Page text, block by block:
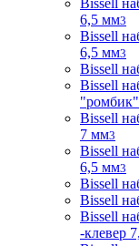
Bissell
6,5 мм3
Bissell
6,5 мм3
Bissell
Bissell
Bissell
7 мм3
Bissell
6,5 мм3
Bissell
Bissell
Bissell
-клевер